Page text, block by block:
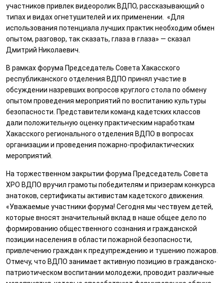
участников привлек видеоролик ВДПО, рассказывающий о
типах и видах огнетушителей и их применении. «Для
использования потенциала лучших практик необходим обмен
опытом, разговор, так сказать, глаза в глаза» — сказал
Дмитрий Николаевич.
В рамках форума Председатель Совета Хакасского
республиканского отделения ВДПО принял участие в
обсуждении назревших вопросов круглого стола по обмену
опытом проведения мероприятий по воспитанию культуры
безопасности. Представители команд кадетских классов
дали положительную оценку практическим наработкам
Хакасского регионального отделения ВДПО в вопросах
организации и проведения пожарно-профилактических
мероприятий.
На торжественном закрытии форума Председатель Совета
ХРО ВДПО вручил грамоты победителям и призерам конкурса
знатоков, сертификаты активистам кадетского движения.
«Уважаемые участники форума! Сегодня мы чествуем детей,
которые вносят значительный вклад в наше общее дело по
формированию общественного сознания и гражданской
позиции населения в области пожарной безопасности,
привлечению граждан к предупреждению и тушению пожаров.
Отмечу, что ВДПО занимает активную позицию в гражданско-
патриотическом воспитании молодежи, проводит различные